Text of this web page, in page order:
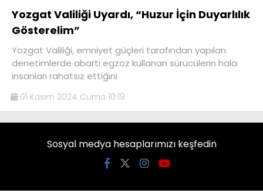
Yozgat Valiliği Uyardı, “Huzur İçin Duyarlılık
Gösterelim”
Yozgat Valiliği, emniyet güçleri tarafından yapılan
denetimlerde abartı egzoz kullanan sürücülerin hala
insanları rahatsız ettiğini
01 Kasım 2024 Cuma 10:19
Sosyal medya hesaplarımızı keşfedin